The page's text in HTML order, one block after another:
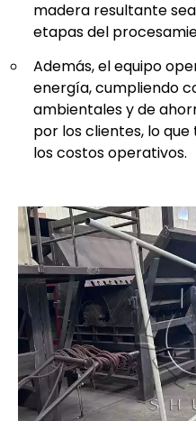
madera resultante
etapas del
Además, el equipo
energía, cumpliendo
ambientales y de
por los clientes, lo
los costos operativos.